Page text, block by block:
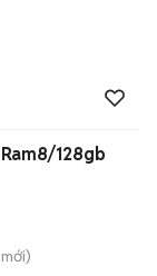
128gb
mới)